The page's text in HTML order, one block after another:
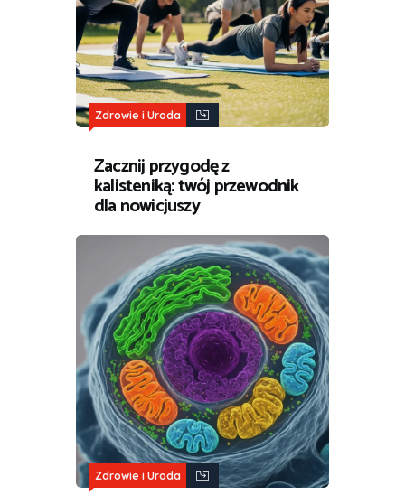
Zdrowie i Uroda
Zacznij przygodę z
kalisteniką: twój przewodnik
dla nowicjuszy
Zdrowie i Uroda